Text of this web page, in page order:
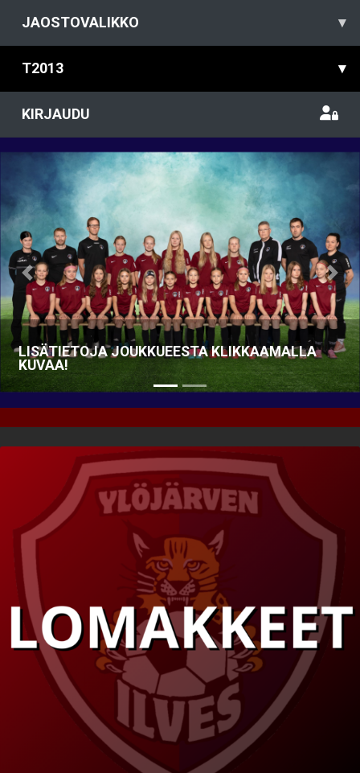
JAOSTOVALIKKO ▾
T2013 ▾
KIRJAUDU
LISÄTIETOJA JOUKKUEESTA KLIKKAAMALLA
KUVAA!
Previous